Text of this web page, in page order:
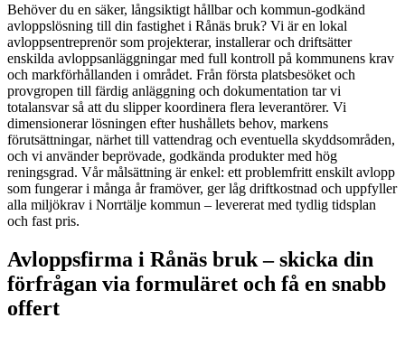
Behöver du en säker, långsiktigt hållbar och kommun-godkänd
avloppslösning till din fastighet i Rånäs bruk? Vi är en lokal
avloppsentreprenör som projekterar, installerar och driftsätter
enskilda avloppsanläggningar med full kontroll på kommunens krav
och markförhållanden i området. Från första platsbesöket och
provgropen till färdig anläggning och dokumentation tar vi
totalansvar så att du slipper koordinera flera leverantörer. Vi
dimensionerar lösningen efter hushållets behov, markens
förutsättningar, närhet till vattendrag och eventuella skyddsområden,
och vi använder beprövade, godkända produkter med hög
reningsgrad. Vår målsättning är enkel: ett problemfritt enskilt avlopp
som fungerar i många år framöver, ger låg driftkostnad och uppfyller
alla miljökrav i Norrtälje kommun – levererat med tydlig tidsplan
och fast pris.
Avloppsfirma i Rånäs bruk – skicka din
förfrågan via formuläret och få en snabb
offert